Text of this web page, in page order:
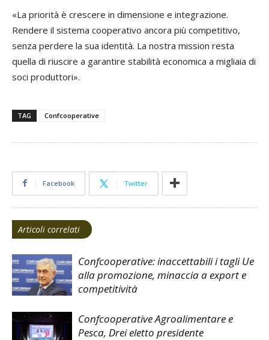
«La priorità è crescere in dimensione e integrazione.
Rendere il sistema cooperativo ancora più competitivo,
senza perdere la sua identità. La nostra mission resta
quella di riuscire a garantire stabilità economica a migliaia di
soci produttori».
TAG Confcooperative
Facebook Twitter
Articoli correlati
Confcooperative: inaccettabili i tagli Ue
alla promozione, minaccia a export e
competitività
Confcooperative Agroalimentare e
Pesca, Drei eletto presidente